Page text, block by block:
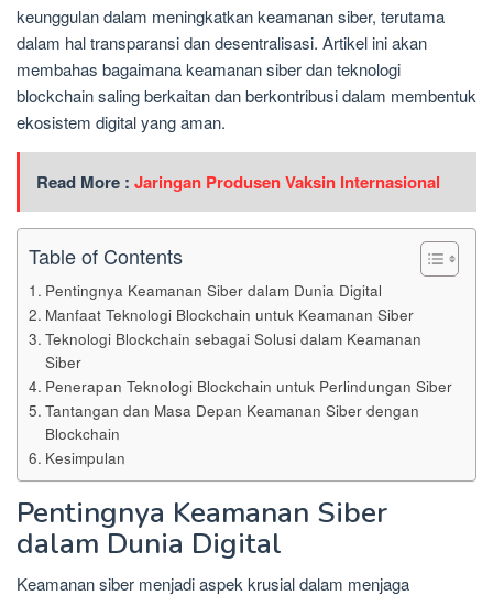
keunggulan dalam meningkatkan keamanan siber, terutama
dalam hal transparansi dan desentralisasi. Artikel ini akan
membahas bagaimana keamanan siber dan teknologi
blockchain saling berkaitan dan berkontribusi dalam membentuk
ekosistem digital yang aman.
Read More : Jaringan Produsen Vaksin Internasional
Table of Contents
Pentingnya Keamanan Siber dalam Dunia Digital
Manfaat Teknologi Blockchain untuk Keamanan Siber
Teknologi Blockchain sebagai Solusi dalam Keamanan
Siber
Penerapan Teknologi Blockchain untuk Perlindungan Siber
Tantangan dan Masa Depan Keamanan Siber dengan
Blockchain
Kesimpulan
Pentingnya Keamanan Siber
dalam Dunia Digital
Keamanan siber menjadi aspek krusial dalam menjaga